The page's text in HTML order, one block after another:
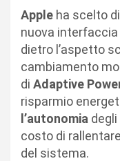
Apple ha scelto
nuova interfaccia
dietro l’aspetto
cambiamento
di Adaptive
risparmio
l’autonomia
costo di
del sistema.